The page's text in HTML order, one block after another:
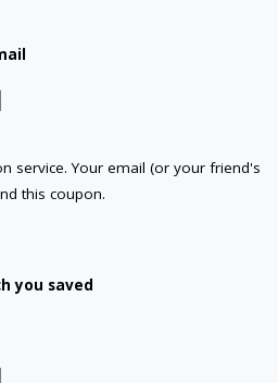
service. Your email (or your friend's
this coupon.
you saved